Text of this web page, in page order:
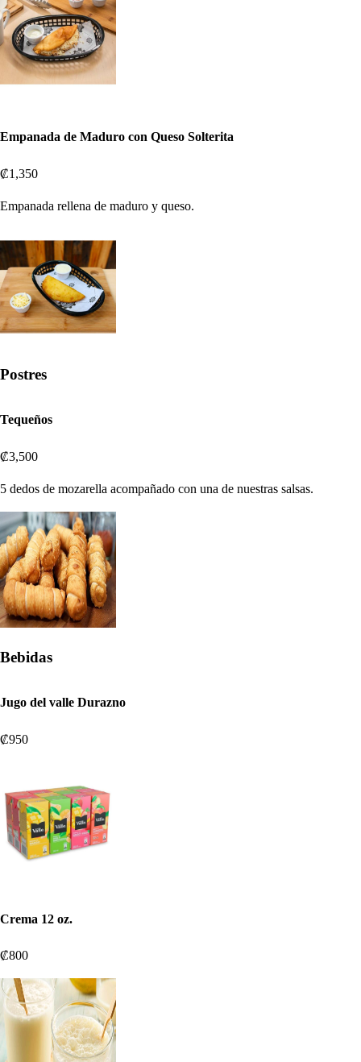
Empanada de Maduro con Queso Solterita
₡1,350
Empanada rellena de maduro y queso.
Postres
Tequeños
₡3,500
5 dedos de mozarella acompañado con una de nuestras salsas.
Bebidas
Jugo del valle Durazno
₡950
Crema 12 oz.
₡800